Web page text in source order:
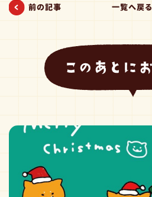
前の記事 一覧へ戻る